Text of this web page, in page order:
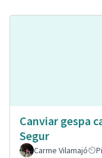
Canviar gespa
Segur
Carme Vilamajó